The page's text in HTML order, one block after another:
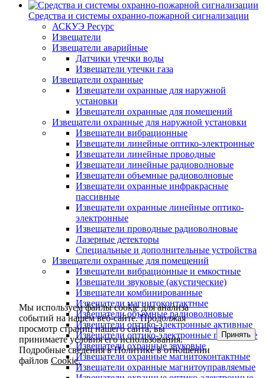
Средства и системы охранно-пожарной сигнализации
АСКУЭ Ресурс
Извещатели
Извещатели аварийные
Датчики утечки воды
Извещатели утечки газа
Извещатели охранные
Извещатели охранные для наружной
установки
Извещатели охранные для помещений
Извещатели охранные для наружной установки
Извещатели вибрационные
Извещатели линейные оптико-электронные
Извещатели линейные проводные
Извещатели линейные радиоволновые
Извещатели объемные радиоволновые
Извещатели охранные инфракрасные
пассивные
Извещатели охранные линейные оптико-
электронные
Извещатели проводные радиоволновые
Лазерные детекторы
Специальные и дополнительные устройства
Извещатели охранные для помещений
Извещатели вибрационные и емкостные
Извещатели звуковые (акустические)
Извещатели комбинированные
Извещатели магнитоконтактные
Извещатели объемные радиоволновые
Извещатели оптико-электронные активные
Извещатели оптико-электронные пассивные
Извещатели охранные звуковые
Извещатели охранные магнитоконтактные
Извещатели охранные магнитоуправляемые
Мы используем файлы cookie для анализа
событий на нашем веб-сайте. Продолжая
просмотр страниц нашего сайта, вы
принимаете условия его использования.
Подробные сведения в Политике в отношении
файловCookie.
Принять